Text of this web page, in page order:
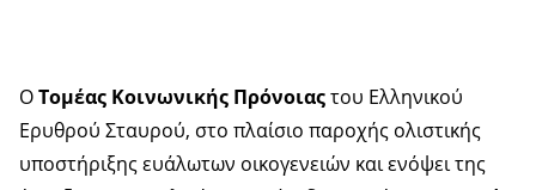
ΟΤομέας Κοινωνικής Πρόνοιαςτου Ελληνικού
Ερυθρού Σταυρού, στο πλαίσιο παροχής ολιστικής
υποστήριξης ευάλωτων οικογενειών και ενόψει της